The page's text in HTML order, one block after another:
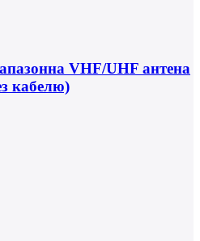
VHF/UHF антена
кабелю)